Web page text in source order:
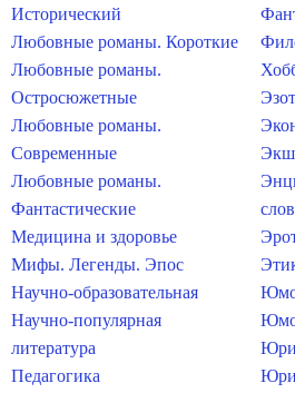
Исторический
Любовные романы. Короткие
Любовные романы.
Остросюжетные
Любовные романы.
Современные
Любовные романы.
Фантастические
Медицина и здоровье
Мифы. Легенды. Эпос
Научно-образовательная
Научно-популярная
литература
Педагогика